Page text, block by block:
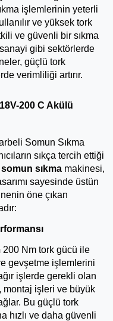
işlemlerinin yeterli
ve yüksek tork
ve güvenli bir sıkma
gibi sektörlerde
güçlü tork
verimliliği artırır.
200 C Akülü
Somun Sıkma
sıkça tercih ettiği
sıkma makinesi,
sayesinde üstün
öne çıkan
200 Nm tork gücü ile
gevşetme işlemlerini
işlerde gerekli olan
montaj işleri ve büyük
Bu güçlü tork
hızlı ve daha güvenli